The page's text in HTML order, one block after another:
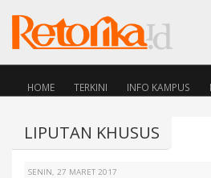
HOME TERKINI INFO KAMPUS
LIPUTAN KHUSUS
SENIN, 27 MARET 2017